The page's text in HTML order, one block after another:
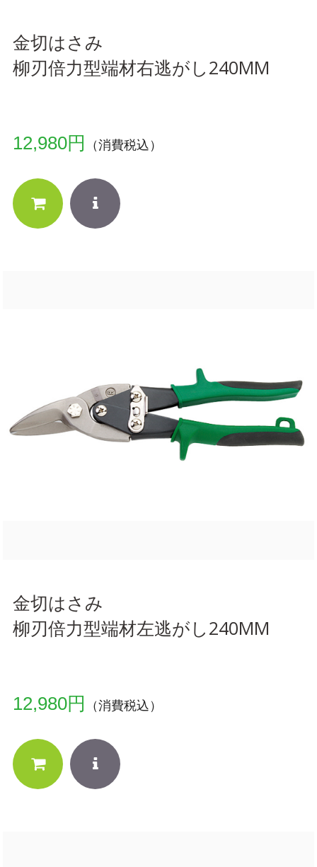
金切はさみ
柳刃倍力型端材右逃がし240MM
12,980円 （消費税込）
金切はさみ
柳刃倍力型端材左逃がし240MM
12,980円 （消費税込）